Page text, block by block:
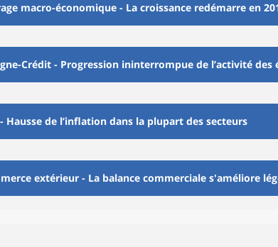
macro-économique - La croissance redémarre en
Crédit - Progression ininterrompue de l’activité
Hausse de l’inflation dans la plupart des secteurs
extérieur - La balance commerciale s'améliore